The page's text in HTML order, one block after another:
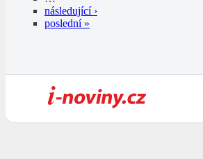
následující ›
poslední »